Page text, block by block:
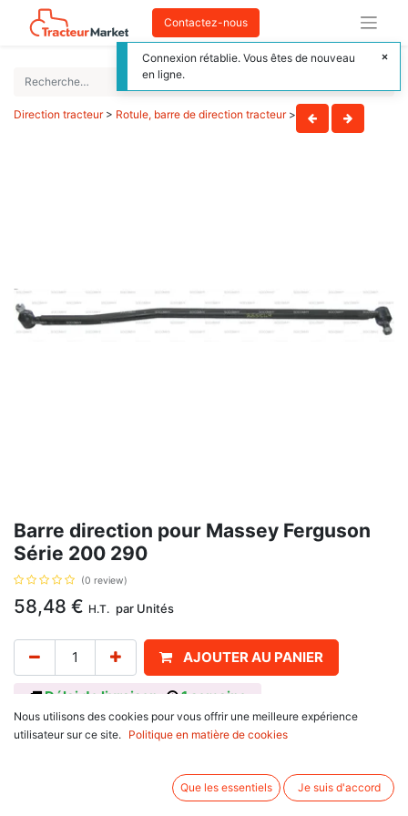
Contactez-nous
Direction tracteur> Rotule, barre de direction tracteur>
Barre direction pour Massey Ferguson
Série 200 290
(0 review)
58,48 € H.T. par Unités
AJOUTER AU PANIER
Délai de livraison : 1 semaine
Référence d'origine 885549M91, pour Massey Ferguson
Nous utilisons des cookies pour vous offrir une meilleure expérience
utilisateur sur ce site.
Politique en matière de cookies
Que les essentiels Je suis d'accord
Connexion rétablie. Vous êtes de nouveau
en ligne.